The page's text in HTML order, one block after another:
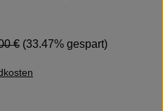
€ (33.47% gespart)